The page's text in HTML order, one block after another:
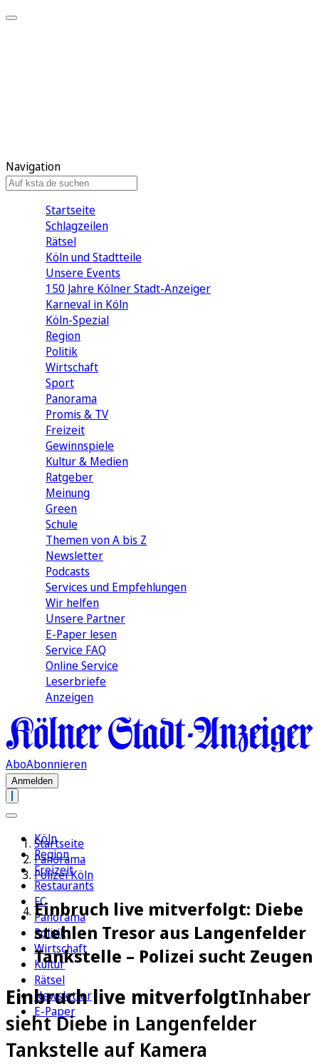
Navigation
Startseite
Schlagzeilen
Rätsel
Köln und Stadtteile
Unsere Events
150 Jahre Kölner Stadt-Anzeiger
Karneval in Köln
Köln-Spezial
Region
Politik
Wirtschaft
Sport
Panorama
Promis & TV
Freizeit
Gewinnspiele
Kultur & Medien
Ratgeber
Meinung
Green
Schule
Themen von A bis Z
Newsletter
Podcasts
Services und Empfehlungen
Wir helfen
Unsere Partner
E-Paper lesen
Service FAQ
Online Service
Leserbriefe
Anzeigen
AboAbonnieren
Anmelden
Köln
Region
Freizeit
Restaurants
FC
Panorama
Politik
Wirtschaft
Kultur
Rätsel
Newsletter
E-Paper
Startseite
Panorama
Polizei Köln
Einbruch live mitverfolgt: Diebe
stehlen Tresor aus Langenfelder
Tankstelle – Polizei sucht Zeugen
Einbruch live mitverfolgtInhaber
sieht Diebe in Langenfelder
Tankstelle auf Kamera